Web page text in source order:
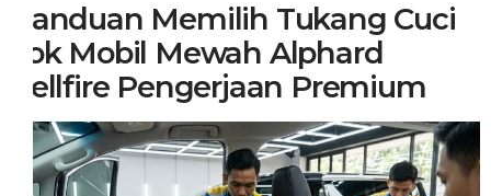
Panduan Memilih Tukang Cuci
Jok Mobil Mewah Alphard
Vellfire Pengerjaan Premium